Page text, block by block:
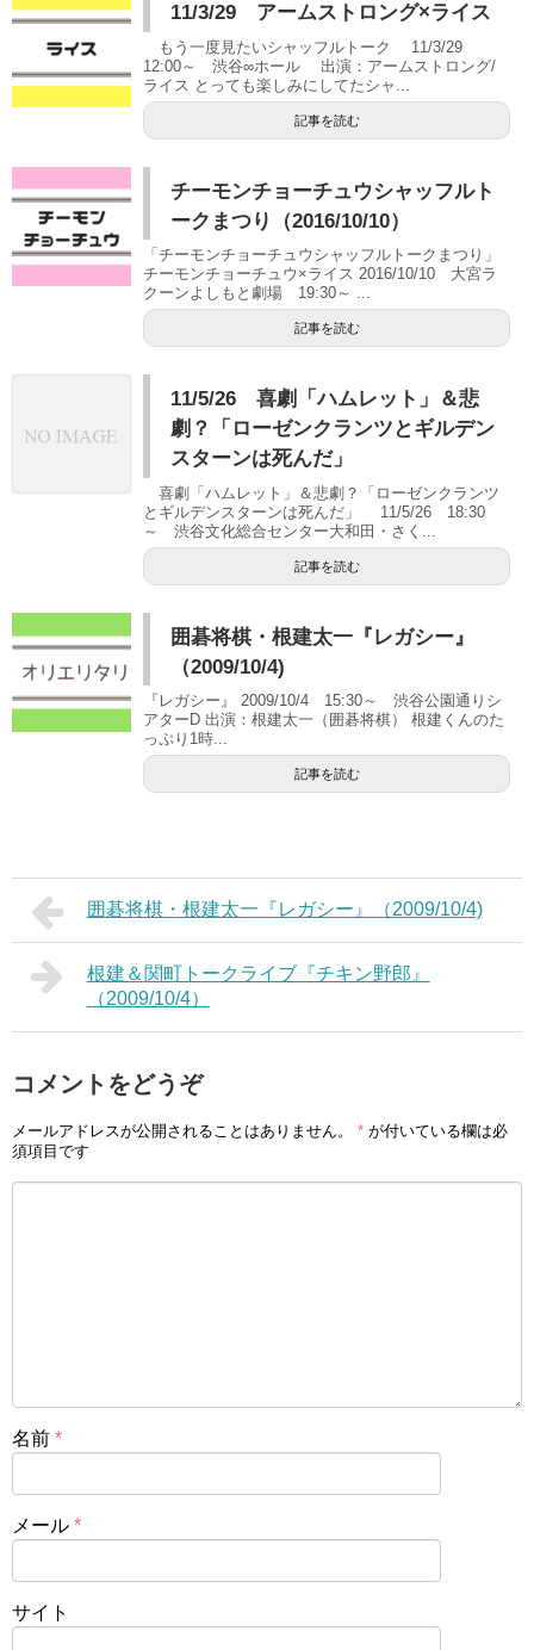
11/3/29 アームストロング×ライス
もう一度見たいシャッフルトーク 11/3/29
12:00～ 渋谷∞ホール 出演：アームストロング/
ライス とっても楽しみにしてたシャ...
記事を読む
チーモンチョーチュウシャッフルト
ークまつり（2016/10/10）
「チーモンチョーチュウシャッフルトークまつり」
チーモンチョーチュウ×ライス 2016/10/10 大宮ラ
クーンよしもと劇場 19:30～ ...
記事を読む
11/5/26 喜劇「ハムレット」＆悲
劇？「ローゼンクランツとギルデン
スターンは死んだ」
喜劇「ハムレット」＆悲劇？「ローゼンクランツ
とギルデンスターンは死んだ」 11/5/26 18:30
～ 渋谷文化総合センター大和田・さく...
記事を読む
囲碁将棋・根建太一『レガシー』
（2009/10/4)
『レガシー』 2009/10/4 15:30～ 渋谷公園通りシ
アターD 出演：根建太一（囲碁将棋） 根建くんのた
っぷり1時...
記事を読む
囲碁将棋・根建太一『レガシー』（2009/10/4)
根建＆関町トークライブ『チキン野郎』
（2009/10/4）
コメントをどうぞ
メールアドレスが公開されることはありません。 * が付いている欄は必
須項目です
名前 *
メール *
サイト